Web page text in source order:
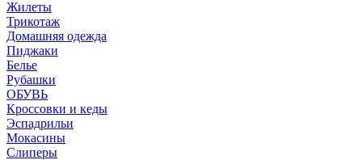
Жилеты
Трикотаж
Домашняя одежда
Пиджаки
Белье
Рубашки
ОБУВЬ
Кроссовки и кеды
Эспадрильи
Мокасины
Слиперы